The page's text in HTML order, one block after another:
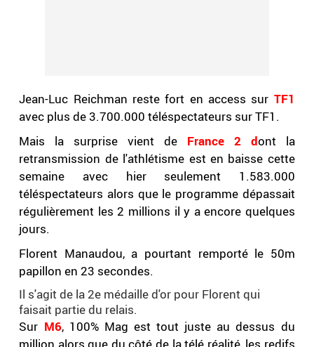
Jean-Luc Reichman reste fort en access sur TF1
avec plus de 3.700.000 téléspectateurs sur TF1.
Mais la surprise vient de France 2 dont la
retransmission de l'athlétisme est en baisse cette
semaine avec hier seulement 1.583.000
téléspectateurs alors que le programme dépassait
régulièrement les 2 millions il y a encore quelques
jours.
Florent Manaudou, a pourtant remporté le 50m
papillon en 23 secondes.
Il s'agit de la 2e médaille d'or pour Florent qui
faisait partie du relais.
Sur M6, 100% Mag est tout juste au dessus du